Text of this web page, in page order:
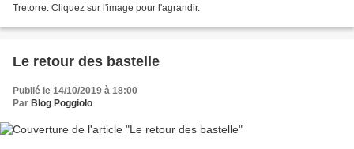
Tretorre. Cliquez sur l'image pour l'agrandir.
Le retour des bastelle
Publié le 14/10/2019 à 18:00
Par Blog Poggiolo